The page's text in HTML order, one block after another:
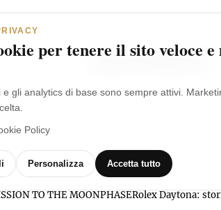
TO THE MOONPHASERolex Daytona:
per tenere il sito veloce
e gli analytics di base sono sempre attivi.
Policy
Personalizza Accetta tutto